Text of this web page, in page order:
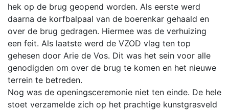
hek op de brug geopend worden. Als eerste werd
daarna de korfbalpaal van de boerenkar gehaald en
over de brug gedragen. Hiermee was de verhuizing
een feit. Als laatste werd de VZOD vlag ten top
gehesen door Arie de Vos. Dit was het sein voor alle
genodigden om over de brug te komen en het nieuwe
terrein te betreden.
Nog was de openingsceremonie niet ten einde. De hele
stoet verzamelde zich op het prachtige kunstgrasveld